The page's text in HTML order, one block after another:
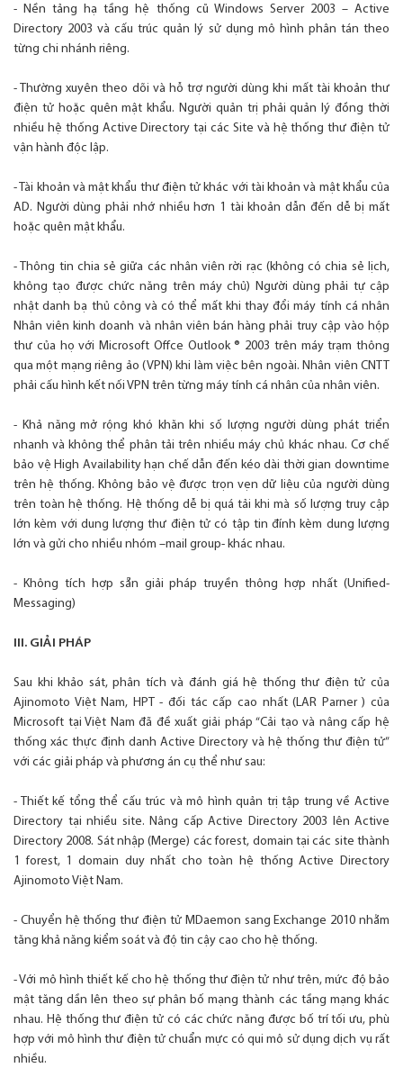
- Nền tảng hạ tầng hệ thống cũ Windows Server 2003 – Active
Directory 2003 và cấu trúc quản lý sử dụng mô hình phân tán theo
từng chi nhánh riêng.
- Thường xuyên theo dõi và hỗ trợ người dùng khi mất tài khoản thư
điện tử hoặc quên mật khẩu. Người quản trị phải quản lý đồng thời
nhiều hệ thống Active Directory tại các Site và hệ thống thư điện tử
vận hành độc lập.
- Tài khoản và mật khẩu thư điện tử khác với tài khoản và mật khẩu của
AD. Người dùng phải nhớ nhiều hơn 1 tài khoản dẫn đến dễ bị mất
hoặc quên mật khẩu.
- Thông tin chia sẻ giữa các nhân viên rời rạc (không có chia sẻ lịch,
không tạo được chức năng trên máy chủ) Người dùng phải tự cập
nhật danh bạ thủ công và có thể mất khi thay đổi máy tính cá nhân
Nhân viên kinh doanh và nhân viên bán hàng phải truy cập vào hộp
thư của họ với Microsoft Offce Outlook ® 2003 trên máy trạm thông
qua một mạng riêng ảo (VPN) khi làm việc bên ngoài. Nhân viên CNTT
phải cấu hình kết nối VPN trên từng máy tính cá nhân của nhân viên.
- Khả năng mở rộng khó khăn khi số lượng người dùng phát triển
nhanh và không thể phân tải trên nhiều máy chủ khác nhau. Cơ chế
bảo vệ High Availability hạn chế dẫn đến kéo dài thời gian downtime
trên hệ thống. Không bảo vệ được trọn vẹn dữ liệu của người dùng
trên toàn hệ thống. Hệ thống dễ bị quá tải khi mà số lượng truy cập
lớn kèm với dung lượng thư điện tử có tập tin đính kèm dung lượng
lớn và gửi cho nhiều nhóm –mail group- khác nhau.
- Không tích hợp sẵn giải pháp truyền thông hợp nhất (Unified-
Messaging)
III. GIẢI PHÁP
Sau khi khảo sát, phân tích và đánh giá hệ thống thư điện tử của
Ajinomoto Việt Nam, HPT - đối tác cấp cao nhất (LAR Parner ) của
Microsoft tại Việt Nam đã đề xuất giải pháp “Cải tạo và nâng cấp hệ
thống xác thực định danh Active Directory và hệ thống thư điện tử”
với các giải pháp và phương án cụ thể như sau:
- Thiết kế tổng thể cấu trúc và mô hình quản trị tập trung về Active
Directory tại nhiều site. Nâng cấp Active Directory 2003 lên Active
Directory 2008. Sát nhập (Merge) các forest, domain tại các site thành
1 forest, 1 domain duy nhất cho toàn hệ thống Active Directory
Ajinomoto Việt Nam.
- Chuyển hệ thống thư điện tử MDaemon sang Exchange 2010 nhằm
tăng khả năng kiểm soát và độ tin cậy cao cho hệ thống.
- Với mô hình thiết kế cho hệ thống thư điện tử như trên, mức độ bảo
mật tăng dần lên theo sự phân bố mạng thành các tầng mạng khác
nhau. Hệ thống thư điện tử có các chức năng được bố trí tối ưu, phù
hợp với mô hình thư điện tử chuẩn mực có qui mô sử dụng dịch vụ rất
nhiều.